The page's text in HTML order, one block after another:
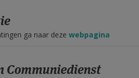
ga naar dezewebpagina
Communiedienst